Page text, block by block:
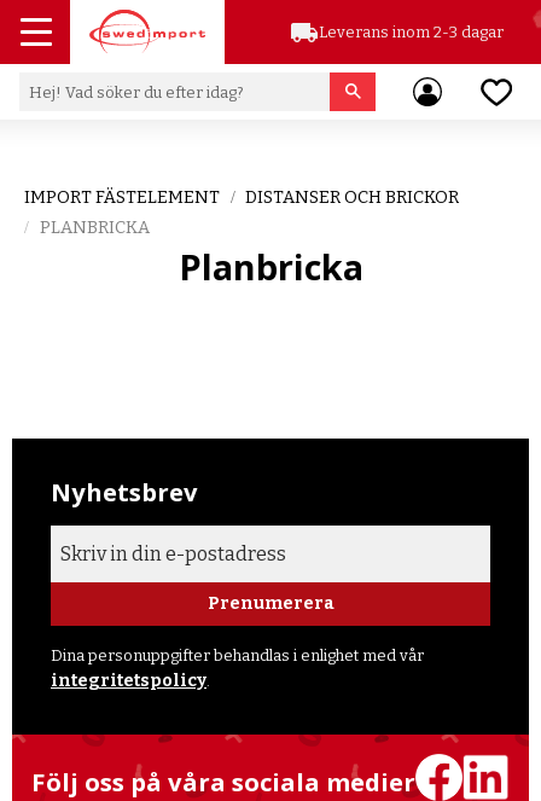
Meny
local_shippingLeverans inom 2-3 dagar
IMPORT FÄSTELEMENT
DISTANSER OCH BRICKOR
PLANBRICKA
Planbricka
Nyhetsbrev
Prenumerera
Dina personuppgifter behandlas i enlighet med vår
integritetspolicy
Följ oss på våra sociala medier